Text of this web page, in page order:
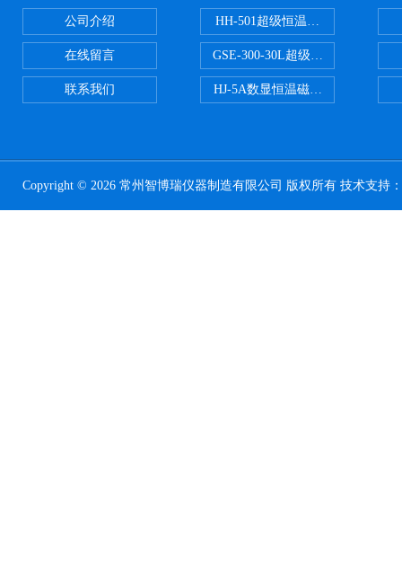
公司介绍
在线留言
联系我们
HH-501超级恒温水浴
GSE-300-30L超级循环恒温油浴锅
HJ-5A数显恒温磁力搅拌器
Copyright © 2026 常州智博瑞仪器制造有限公司 版权所有 技术支持：